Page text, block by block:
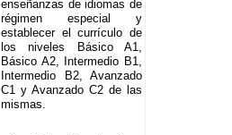
enseñanzas de idiomas de
régimen especial y
establecer el currículo de
los niveles Básico A1,
Básico A2, Intermedio B1,
Intermedio B2, Avanzado
C1 y Avanzado C2 de las
mismas.